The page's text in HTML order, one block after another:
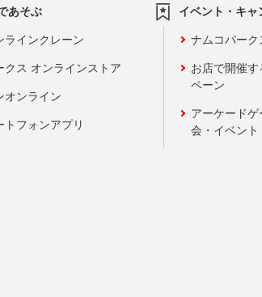
あそぶ
ラインクレーン
クス オンラインストア
オンライン
トフォンアプリ
イベント・キャ
ナムコパーク
お店で開催
ペーン
アーケード
会・イベント